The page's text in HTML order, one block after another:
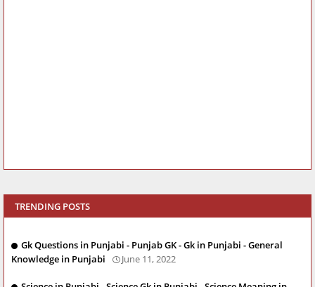
TRENDING POSTS
Gk Questions in Punjabi - Punjab GK - Gk in Punjabi - General
Knowledge in Punjabi
June 11, 2022